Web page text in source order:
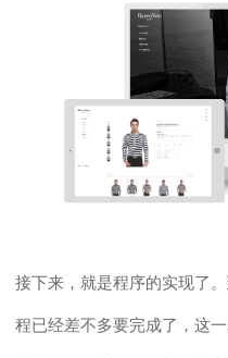
接下来，就是程序的实现了
程已经差不多要完成了，这